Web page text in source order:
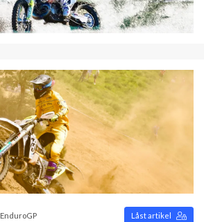
EnduroGP Låst artikel